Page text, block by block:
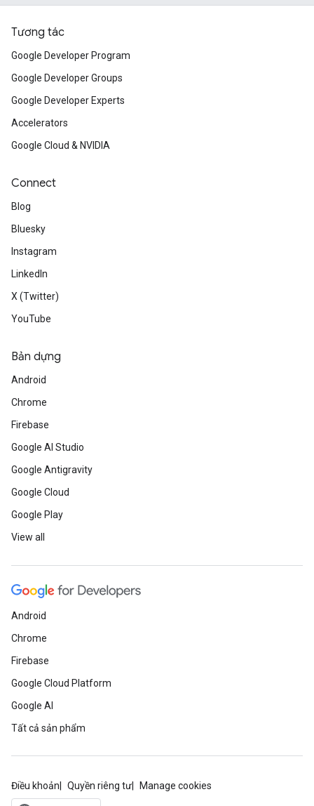
Tương tác
Google Developer Program
Google Developer Groups
Google Developer Experts
Accelerators
Google Cloud & NVIDIA
Connect
Blog
Bluesky
Instagram
LinkedIn
X (Twitter)
YouTube
Bản dựng
Android
Chrome
Firebase
Google AI Studio
Google Antigravity
Google Cloud
Google Play
View all
Android
Chrome
Firebase
Google Cloud Platform
Google AI
Tất cả sản phẩm
Điều khoản Quyền riêng tư Manage cookies